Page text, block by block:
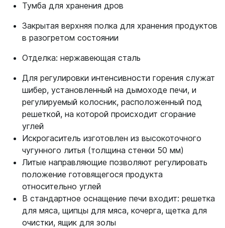
Тумба для хранения дров
Закрытая верхняя полка для хранения продуктов
в разогретом состоянии
Отделка: нержавеющая сталь
Для регулировки интенсивности горения служат
шибер, установленный на дымоходе печи, и
регулируемый колосник, расположенный под
решеткой, на которой происходит сгорание
углей
Искрогаситель изготовлен из высокоточного
чугунного литья (толщина стенки 50 мм)
Литые направляющие позволяют регулировать
положение готовящегося продукта
относительно углей
В стандартное оснащение печи входит: решетка
для мяса, щипцы для мяса, кочерга, щетка для
очистки, ящик для золы